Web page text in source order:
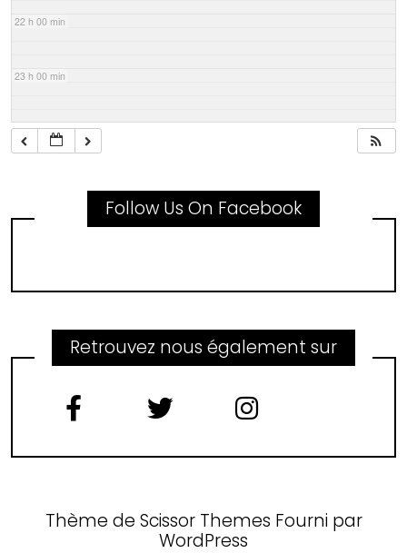
22 h 00 min
23 h 00 min
Follow Us On Facebook
Retrouvez nous également sur
Thème de Scissor Themes Fourni par
WordPress